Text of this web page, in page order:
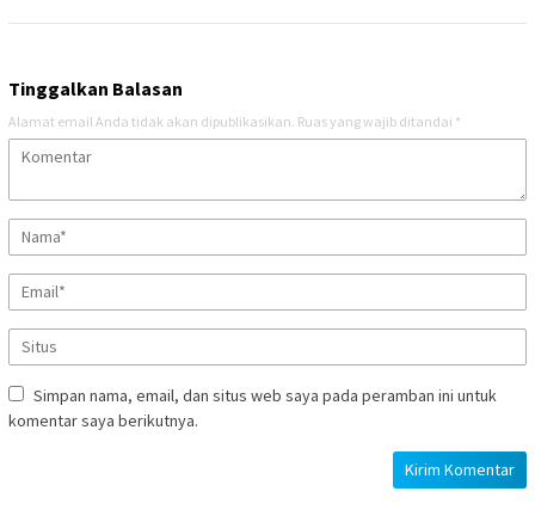
Tinggalkan Balasan
Alamat email Anda tidak akan dipublikasikan. Ruas yang wajib ditandai *
Simpan nama, email, dan situs web saya pada peramban ini untuk
komentar saya berikutnya.